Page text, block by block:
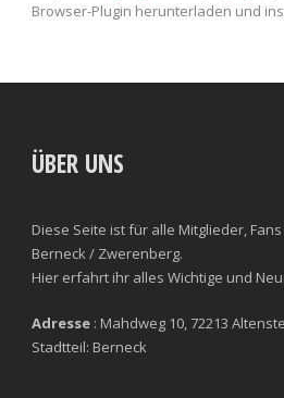
Browser-Plugin herunterladen und
ÜBER UNS
Diese Seite ist für alle Mitglieder,
Berneck / Zwerenberg.
Hier erfahrt ihr alles Wichtige und
Adresse : Mahdweg 10, 72213
Stadtteil: Berneck